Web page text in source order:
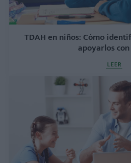
TDAH en niños: Cómo
apoyarlos
LEER